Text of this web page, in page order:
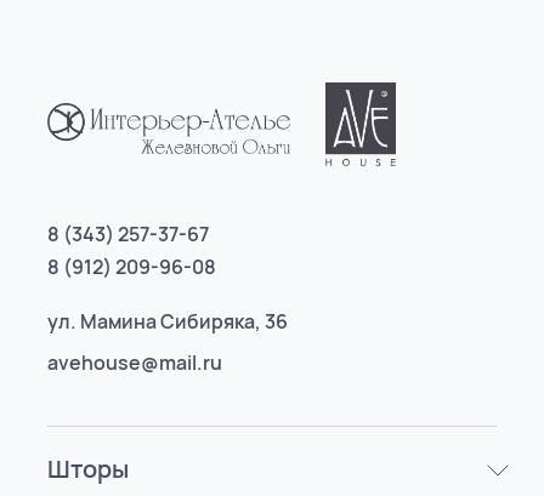
Шторы
8 (343) 257-37-67
8 (912) 209-96-08
ул. Мамина Сибиряка, 36
avehouse@mail.ru